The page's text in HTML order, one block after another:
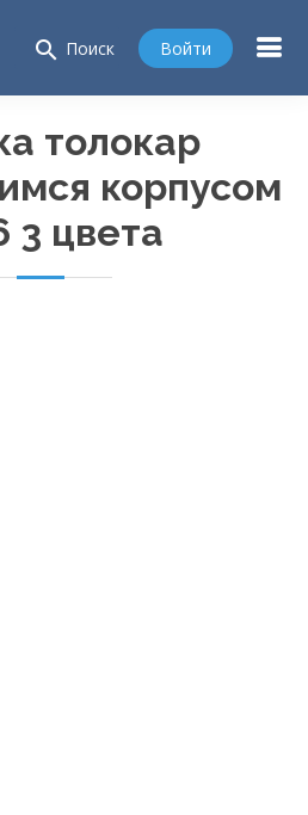
search Поиск Войти
толокар
корпусом
3 цвета